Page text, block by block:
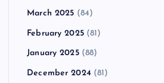
March 2025 (84)
February 2025(81)
January 2025(88)
December 2024 (81)